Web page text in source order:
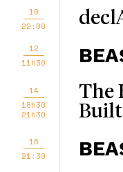
10
22:00
12
11h30
14
18h30
21h30
The
Built
16
21:30